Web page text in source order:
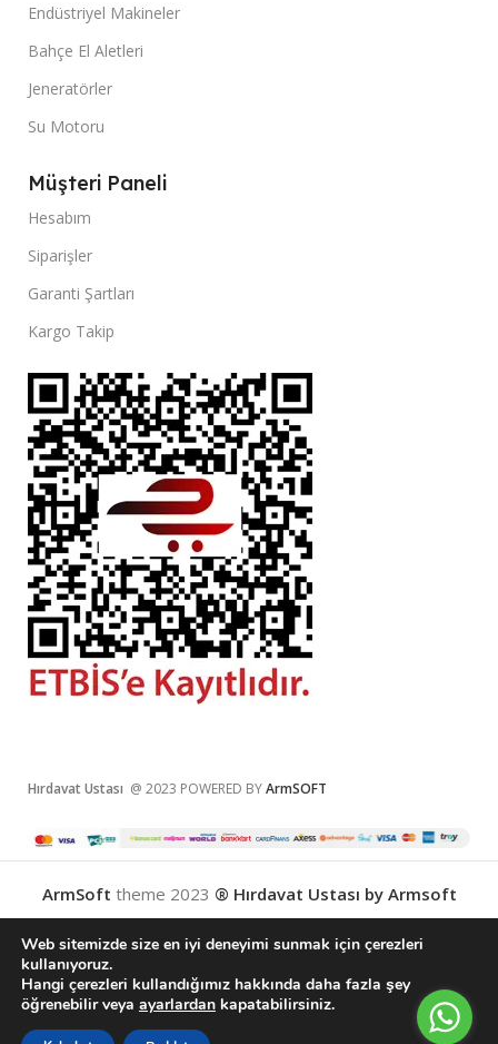
Endüstriyel Makineler
Bahçe El Aletleri
Jeneratörler
Su Motoru
Müşteri Paneli
Hesabım
Siparişler
Garanti Şartları
Kargo Takip
Hırdavat Ustası @ 2023 POWERED BYArmSOFT
ArmSoft theme 2023 ® Hırdavat Ustası by Armsoft
Web sitemizde size en iyi deneyimi sunmak için çerezleri
kullanıyoruz.
Hangi çerezleri kullandığımız hakkında daha fazla şey
öğrenebilir veya ayarlardan kapatabilirsiniz.
English(İngilizce) Türkçe